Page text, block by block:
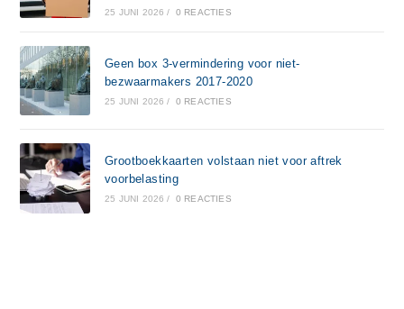
25 JUNI 2026 / 0 REACTIES
Geen box 3-vermindering voor niet-
bezwaarmakers 2017-2020
25 JUNI 2026 / 0 REACTIES
Grootboekkaarten volstaan niet voor aftrek
voorbelasting
25 JUNI 2026 / 0 REACTIES